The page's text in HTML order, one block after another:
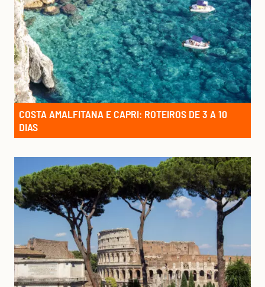
COSTA AMALFITANA E CAPRI: ROTEIROS DE 3 A 10
DIAS